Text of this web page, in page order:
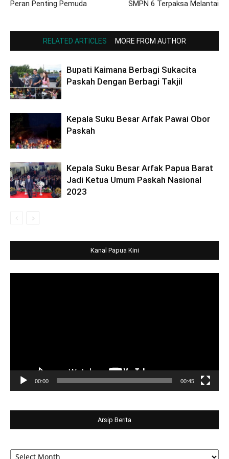
Peran Penting Pemuda SMPN 6 Terpaksa Melantai
RELATED ARTICLES MORE FROM AUTHOR
Bupati Kaimana Berbagi Sukacita
Paskah Dengan Berbagi Takjil
Kepala Suku Besar Arfak Pawai Obor
Paskah
Kepala Suku Besar Arfak Papua Barat
Jadi Ketua Umum Paskah Nasional
2023
Kanal Papua Kini
00:00 00:45
Arsip Berita
Arsip